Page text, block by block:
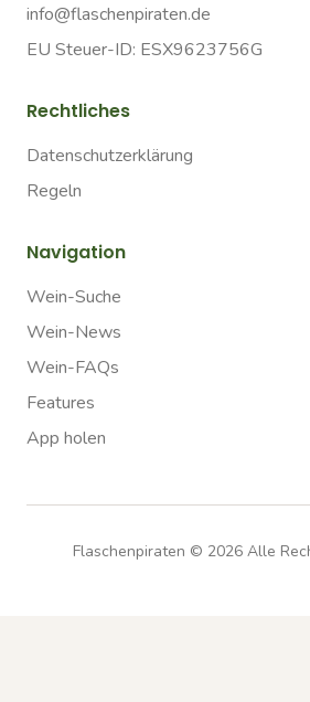
info@flaschenpiraten.de
EU Steuer-ID: ESX9623756G
Rechtliches
Datenschutzerklärung
Regeln
Navigation
Wein-Suche
Wein-News
Wein-FAQs
Features
App holen
Flaschenpiraten © 2026Alle